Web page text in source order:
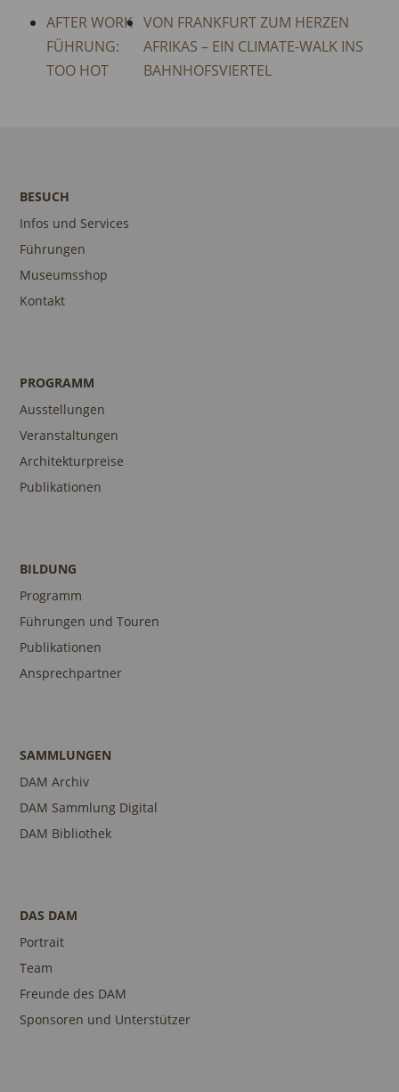
AFTER WORK
FÜHRUNG:
TOO HOT
VON FRANKFURT ZUM HERZEN
AFRIKAS – EIN CLIMATE-WALK INS
BAHNHOFSVIERTEL
BESUCH
Infos und Services
Führungen
Museumsshop
Kontakt
PROGRAMM
Ausstellungen
Veranstaltungen
Architekturpreise
Publikationen
BILDUNG
Programm
Führungen und Touren
Publikationen
Ansprechpartner
SAMMLUNGEN
DAM Archiv
DAM Sammlung Digital
DAM Bibliothek
DAS DAM
Portrait
Team
Freunde des DAM
Sponsoren und Unterstützer